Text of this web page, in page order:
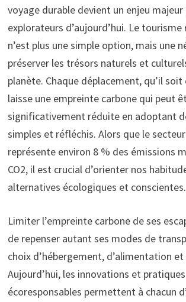
voyage durable devient un enjeu majeur
explorateurs d’aujourd’hui. Le tourisme
n’est plus une simple option, mais une
préserver les trésors naturels et
planète. Chaque déplacement, qu’il
laisse une empreinte carbone qui peut
significativement réduite en adoptant
simples et réfléchis. Alors que le
représente environ 8 % des émissions
CO2, il est crucial d’orienter nos
alternatives écologiques et conscientes.
Limiter l’empreinte carbone de ses
de repenser autant ses modes de
choix d’hébergement, d’alimentation et
Aujourd’hui, les innovations et pratiques
écoresponsables permettent à chacun